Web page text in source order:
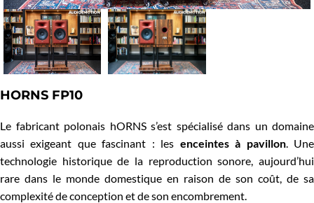
HORNS FP10
Le fabricant polonais hORNS s’est spécialisé dans un domaine
aussi exigeant que fascinant : les enceintes à pavillon. Une
technologie historique de la reproduction sonore, aujourd’hui
rare dans le monde domestique en raison de son coût, de sa
complexité de conception et de son encombrement.